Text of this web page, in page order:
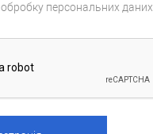
обробку персональних даних.